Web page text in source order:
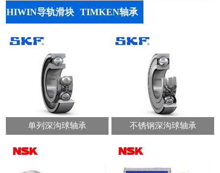
HIWIN导轨滑块 TIMKEN轴承
单列深沟球轴承 不锈钢深沟球轴承